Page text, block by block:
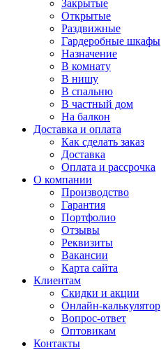
Закрытые
Открытые
Раздвижные
Гардеробные шкафы
Назначение
В комнату
В нишу
В спальню
В частный дом
На балкон
Доставка и оплата
Как сделать заказ
Доставка
Оплата и рассрочка
О компании
Производство
Гарантия
Портфолио
Отзывы
Реквизиты
Вакансии
Карта сайта
Клиентам
Скидки и акции
Онлайн-калькулятор
Вопрос-ответ
Оптовикам
Контакты